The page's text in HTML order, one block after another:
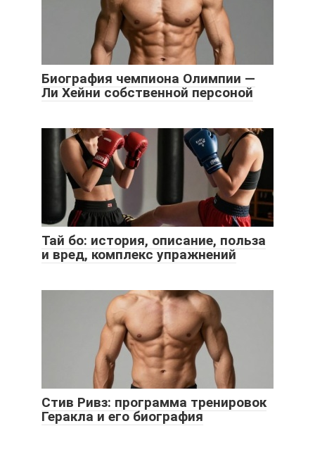
Биография чемпиона Олимпии —
Ли Хейни собственной персоной
Тай бо: история, описание, польза
и вред, комплекс упражнений
Стив Ривз: программа тренировок
Геракла и его биография